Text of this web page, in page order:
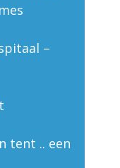
–
tent .. een